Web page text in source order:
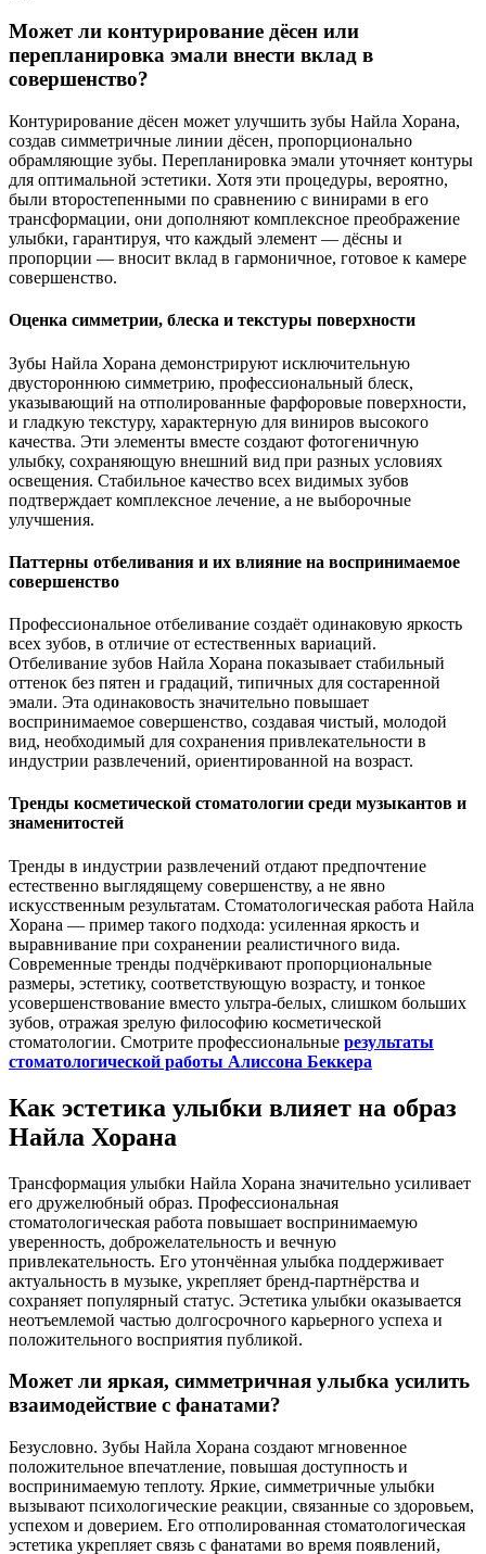
Может ли контурирование дёсен или
перепланировка эмали внести вклад в
совершенство?
Контурирование дёсен может улучшить зубы Найла Хорана,
создав симметричные линии дёсен, пропорционально
обрамляющие зубы. Перепланировка эмали уточняет контуры
для оптимальной эстетики. Хотя эти процедуры, вероятно,
были второстепенными по сравнению с винирами в его
трансформации, они дополняют комплексное преображение
улыбки, гарантируя, что каждый элемент — дёсны и
пропорции — вносит вклад в гармоничное, готовое к камере
совершенство.
Оценка симметрии, блеска и текстуры поверхности
Зубы Найла Хорана демонстрируют исключительную
двустороннюю симметрию, профессиональный блеск,
указывающий на отполированные фарфоровые поверхности,
и гладкую текстуру, характерную для виниров высокого
качества. Эти элементы вместе создают фотогеничную
улыбку, сохраняющую внешний вид при разных условиях
освещения. Стабильное качество всех видимых зубов
подтверждает комплексное лечение, а не выборочные
улучшения.
Паттерны отбеливания и их влияние на воспринимаемое
совершенство
Профессиональное отбеливание создаёт одинаковую яркость
всех зубов, в отличие от естественных вариаций.
Отбеливание зубов Найла Хорана показывает стабильный
оттенок без пятен и градаций, типичных для состаренной
эмали. Эта одинаковость значительно повышает
воспринимаемое совершенство, создавая чистый, молодой
вид, необходимый для сохранения привлекательности в
индустрии развлечений, ориентированной на возраст.
Тренды косметической стоматологии среди музыкантов и
знаменитостей
Тренды в индустрии развлечений отдают предпочтение
естественно выглядящему совершенству, а не явно
искусственным результатам. Стоматологическая работа Найла
Хорана — пример такого подхода: усиленная яркость и
выравнивание при сохранении реалистичного вида.
Современные тренды подчёркивают пропорциональные
размеры, эстетику, соответствующую возрасту, и тонкое
усовершенствование вместо ультра-белых, слишком больших
зубов, отражая зрелую философию косметической
стоматологии. Смотрите профессиональные результаты
стоматологической работы Алиссона Беккера
Как эстетика улыбки влияет на образ
Найла Хорана
Трансформация улыбки Найла Хорана значительно усиливает
его дружелюбный образ. Профессиональная
стоматологическая работа повышает воспринимаемую
уверенность, доброжелательность и вечную
привлекательность. Его утончённая улыбка поддерживает
актуальность в музыке, укрепляет бренд-партнёрства и
сохраняет популярный статус. Эстетика улыбки оказывается
неотъемлемой частью долгосрочного карьерного успеха и
положительного восприятия публикой.
Может ли яркая, симметричная улыбка усилить
взаимодействие с фанатами?
Безусловно. Зубы Найла Хорана создают мгновенное
положительное впечатление, повышая доступность и
воспринимаемую теплоту. Яркие, симметричные улыбки
вызывают психологические реакции, связанные со здоровьем,
успехом и доверием. Его отполированная стоматологическая
эстетика укрепляет связь с фанатами во время появлений,